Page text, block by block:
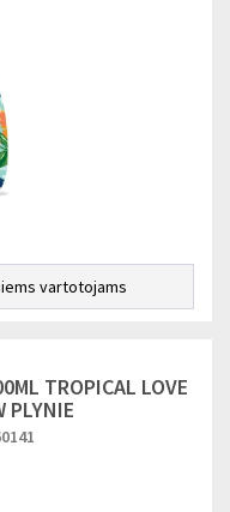
vartotojams
TROPICAL LOVE
PLYNIE